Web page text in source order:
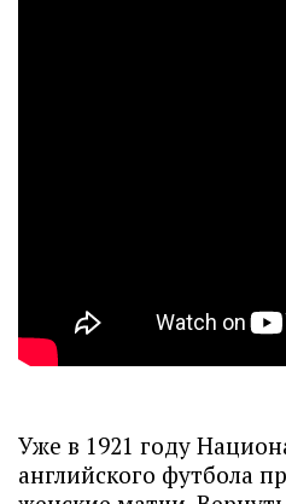
Уже в 1921 году
английского футбола